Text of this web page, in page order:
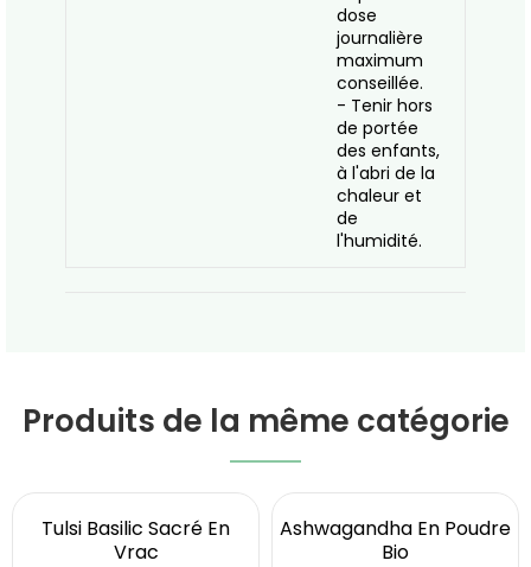
dose
journalière
maximum
conseillée.
- Tenir hors
de portée
des enfants,
à l'abri de la
chaleur et
de
l'humidité.
Produits de la même catégorie
Tulsi Basilic Sacré En
Vrac
Ashwagandha En Poudre
Bio